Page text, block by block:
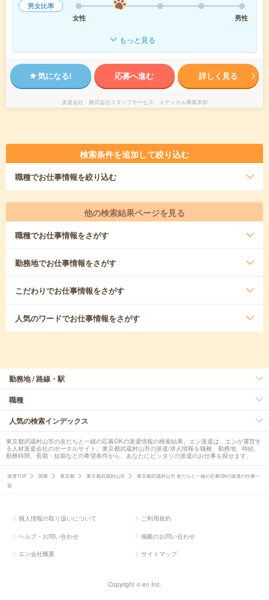
男女比率
女性
男性
もっと見る
気になる! 応募へ進む 詳しく見る
派遣会社 株式会社スタッフサービス メディカル事業本部
検索条件を追加して絞り込む
職種でお仕事情報を絞り込む
他の検索結果ページを見る
職種でお仕事情報をさがす
勤務地でお仕事情報をさがす
こだわりでお仕事情報をさがす
人気のワードでお仕事情報をさがす
勤務地 / 路線・駅
職種
人気の検索インデックス
東京都武蔵村山市の友だちと一緒の応募OKの派遣情報の検索結果。エン派遣は、エンが運営す
る人材派遣会社のポータルサイト。東京都武蔵村山市の派遣/求人情報を職種、勤務地、時給、
勤務時間、長期・短期などの希望条件から、あなたにピッタリの派遣のお仕事を探せます。
派遣TOP 関東 東京都 東京都武蔵村山市
東京都武蔵村山市 友だちと一緒の応募OKの派遣の仕事一
覧
個人情報の取り扱いについて ご利用規約
ヘルプ・お問い合わせ 掲載のお問い合わせ
エン会社概要 サイトマップ
Copyright © en Inc.